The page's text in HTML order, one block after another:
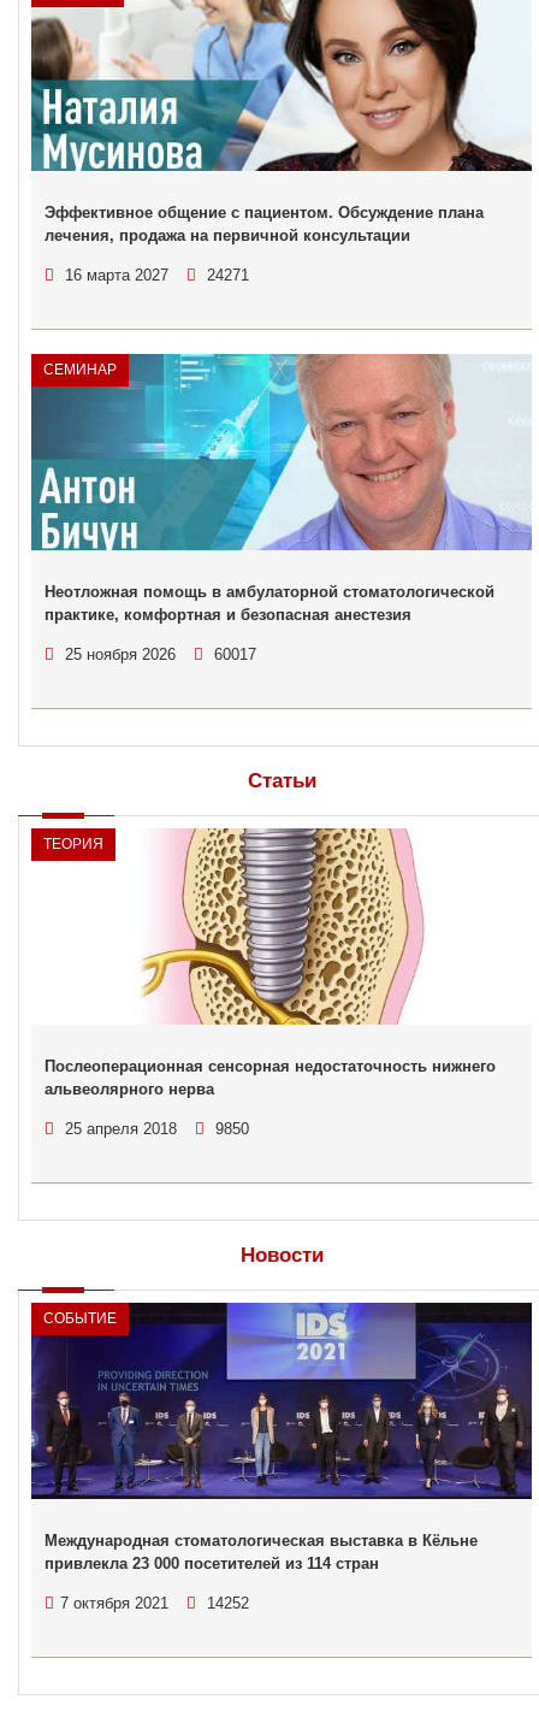
Эффективное общение с пациентом. Обсуждение плана
лечения, продажа на первичной консультации
16 марта 2027 24271
СЕМИНАР
Неотложная помощь в амбулаторной стоматологической
практике, комфортная и безопасная анестезия
25 ноября 2026 60017
Статьи
ТЕОРИЯ
Послеоперационная сенсорная недостаточность нижнего
альвеолярного нерва
25 апреля 2018 9850
Новости
СОБЫТИЕ
Международная стоматологическая выставка в Кёльне
привлекла 23 000 посетителей из 114 стран
7 октября 2021 14252